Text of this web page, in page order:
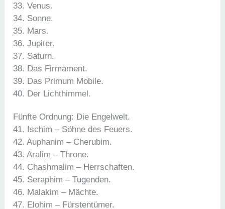
33. Venus.
34. Sonne.
35. Mars.
36. Jupiter.
37. Saturn.
38. Das Firmament.
39. Das Primum Mobile.
40. Der Lichthimmel.
Fünfte Ordnung: Die Engelwelt.
41. Ischim – Söhne des Feuers.
42. Auphanim – Cherubim.
43. Aralim – Throne.
44. Chashmalim – Herrschaften.
45. Seraphim – Tugenden.
46. Malakim – Mächte.
47. Elohim – Fürstentümer.